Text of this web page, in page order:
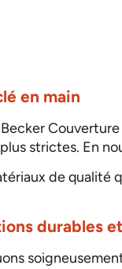
en main
strictes. En
de qualité
durables